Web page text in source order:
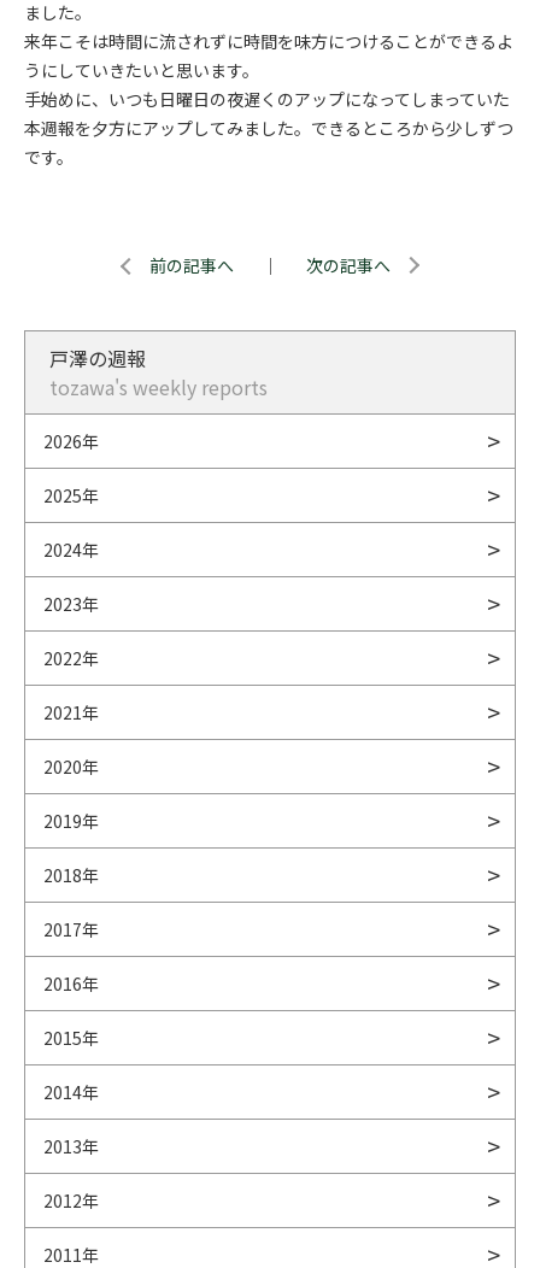
ました。
来年こそは時間に流されずに時間を味方につけることができるよ
うにしていきたいと思います。
手始めに、いつも日曜日の夜遅くのアップになってしまっていた
本週報を夕方にアップしてみました。できるところから少しずつ
です。
前の記事へ ｜ 次の記事へ
戸澤の週報
tozawa's weekly reports
2026年
2025年
2024年
2023年
2022年
2021年
2020年
2019年
2018年
2017年
2016年
2015年
2014年
2013年
2012年
2011年